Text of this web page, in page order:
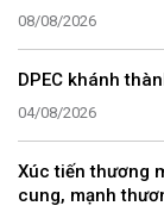
08/08/2026
DPEC khánh
04/08/2026
Xúc tiến thương
cung, mạnh